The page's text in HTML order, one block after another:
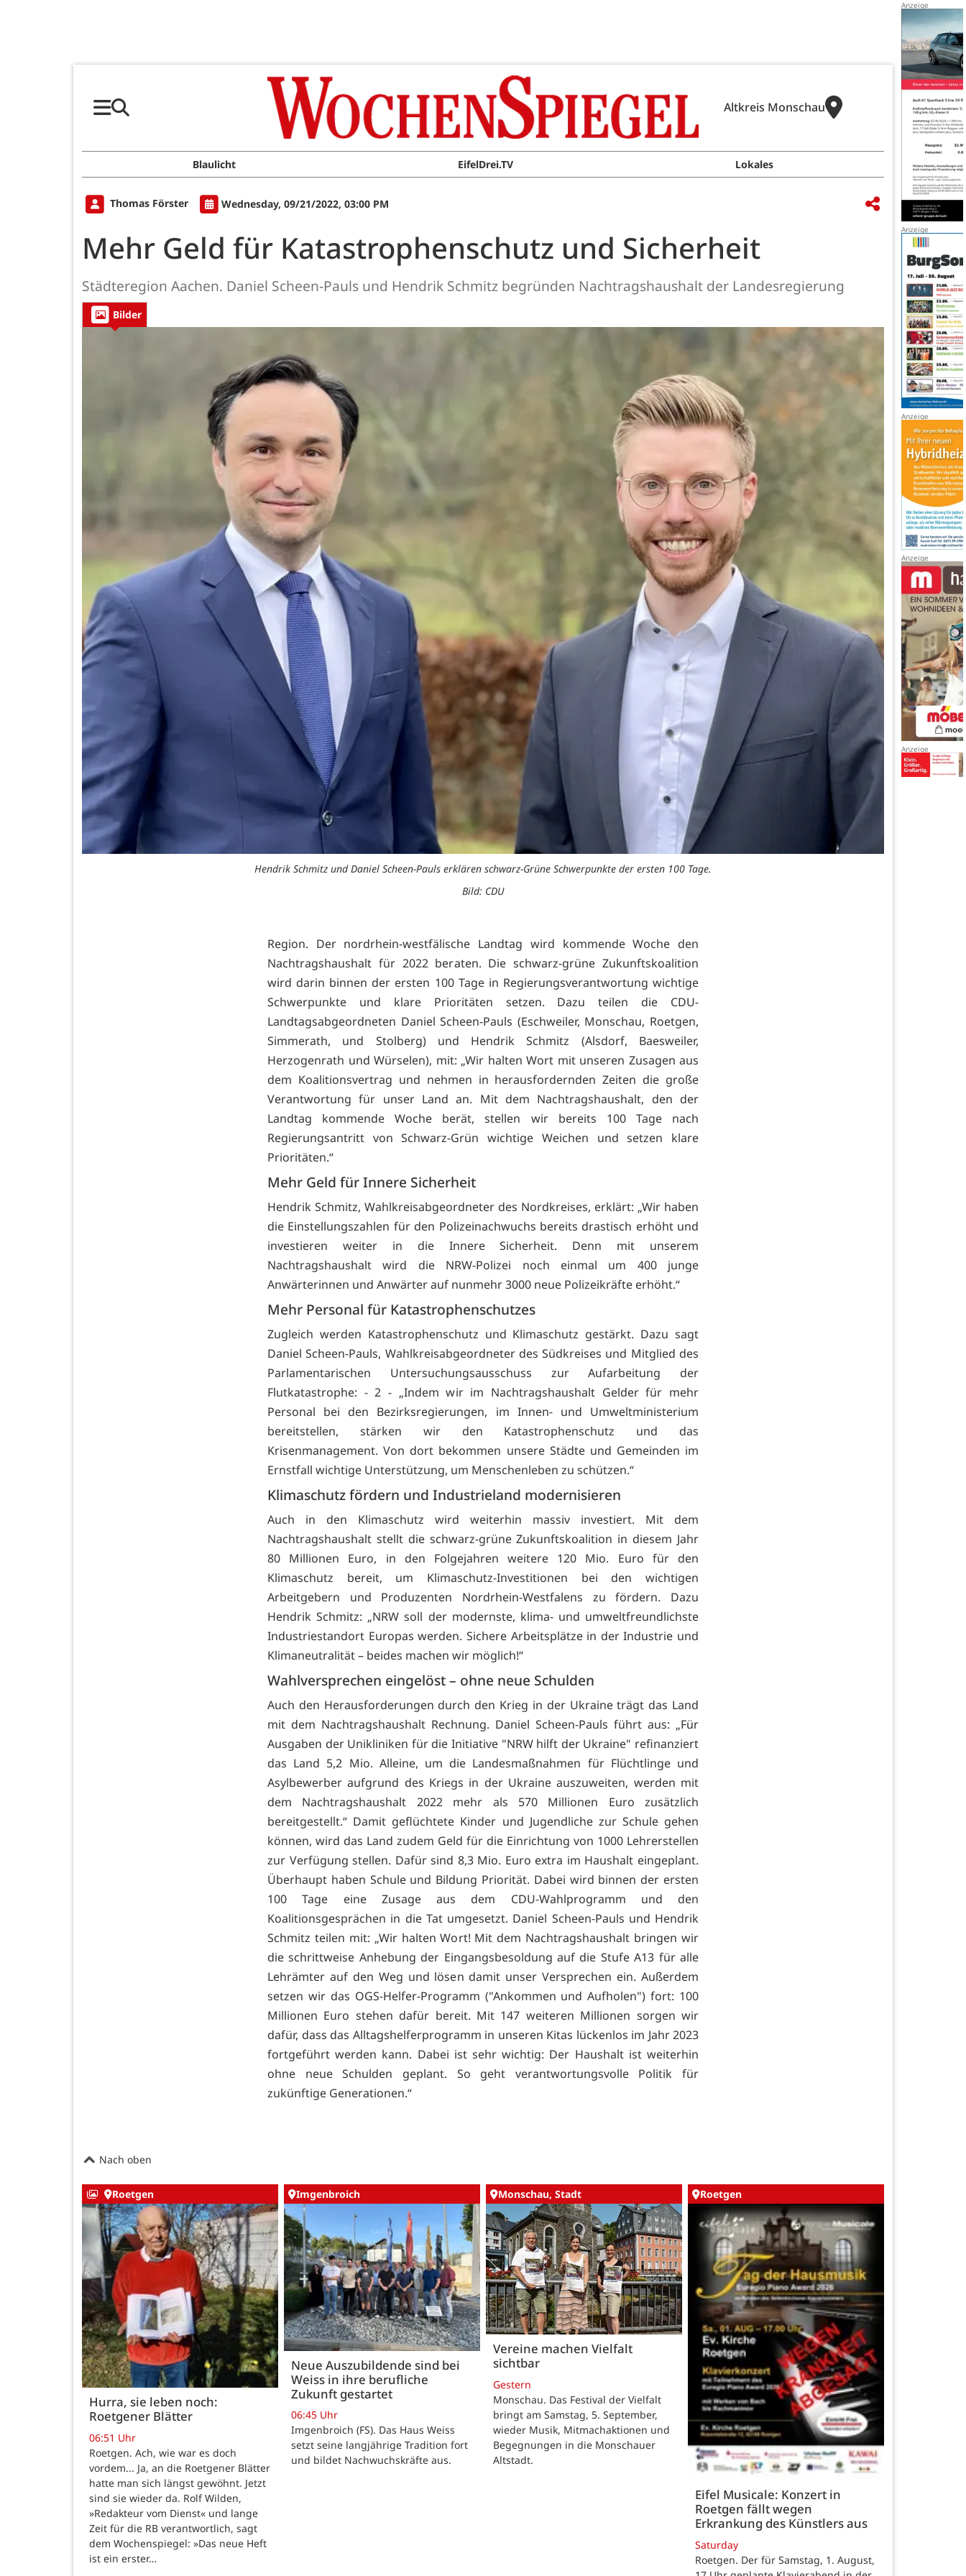
Altkreis Monschau
Blaulicht EifelDrei.TV Lokales
Thomas Förster Wednesday, 09/21/2022, 03:00 PM
Mehr Geld für Katastrophenschutz und Sicherheit
Städteregion Aachen. Daniel Scheen-Pauls und Hendrik Schmitz begründen Nachtragshaushalt der Landesregierung
Bilder
Hendrik Schmitz und Daniel Scheen-Pauls erklären schwarz-Grüne Schwerpunkte der ersten 100 Tage.
Bild: CDU
Region. Der nordrhein-westfälische Landtag wird kommende Woche den
Nachtragshaushalt für 2022 beraten. Die schwarz-grüne Zukunftskoalition
wird darin binnen der ersten 100 Tage in Regierungsverantwortung wichtige
Schwerpunkte und klare Prioritäten setzen. Dazu teilen die CDU-
Landtagsabgeordneten Daniel Scheen-Pauls (Eschweiler, Monschau, Roetgen,
Simmerath, und Stolberg) und Hendrik Schmitz (Alsdorf, Baesweiler,
Herzogenrath und Würselen), mit: „Wir halten Wort mit unseren Zusagen aus
dem Koalitionsvertrag und nehmen in herausfordernden Zeiten die große
Verantwortung für unser Land an. Mit dem Nachtragshaushalt, den der
Landtag kommende Woche berät, stellen wir bereits 100 Tage nach
Regierungsantritt von Schwarz-Grün wichtige Weichen und setzen klare
Prioritäten.“
Mehr Geld für Innere Sicherheit
Hendrik Schmitz, Wahlkreisabgeordneter des Nordkreises, erklärt: „Wir haben
die Einstellungszahlen für den Polizeinachwuchs bereits drastisch erhöht und
investieren weiter in die Innere Sicherheit. Denn mit unserem
Nachtragshaushalt wird die NRW-Polizei noch einmal um 400 junge
Anwärterinnen und Anwärter auf nunmehr 3000 neue Polizeikräfte erhöht.“
Mehr Personal für Katastrophenschutzes
Zugleich werden Katastrophenschutz und Klimaschutz gestärkt. Dazu sagt
Daniel Scheen-Pauls, Wahlkreisabgeordneter des Südkreises und Mitglied des
Parlamentarischen Untersuchungsausschuss zur Aufarbeitung der
Flutkatastrophe: - 2 - „Indem wir im Nachtragshaushalt Gelder für mehr
Personal bei den Bezirksregierungen, im Innen- und Umweltministerium
bereitstellen, stärken wir den Katastrophenschutz und das
Krisenmanagement. Von dort bekommen unsere Städte und Gemeinden im
Ernstfall wichtige Unterstützung, um Menschenleben zu schützen.“
Klimaschutz fördern und Industrieland modernisieren
Auch in den Klimaschutz wird weiterhin massiv investiert. Mit dem
Nachtragshaushalt stellt die schwarz-grüne Zukunftskoalition in diesem Jahr
80 Millionen Euro, in den Folgejahren weitere 120 Mio. Euro für den
Klimaschutz bereit, um Klimaschutz-Investitionen bei den wichtigen
Arbeitgebern und Produzenten Nordrhein-Westfalens zu fördern. Dazu
Hendrik Schmitz: „NRW soll der modernste, klima- und umweltfreundlichste
Industriestandort Europas werden. Sichere Arbeitsplätze in der Industrie und
Klimaneutralität – beides machen wir möglich!“
Wahlversprechen eingelöst – ohne neue Schulden
Auch den Herausforderungen durch den Krieg in der Ukraine trägt das Land
mit dem Nachtragshaushalt Rechnung. Daniel Scheen-Pauls führt aus: „Für
Ausgaben der Unikliniken für die Initiative "NRW hilft der Ukraine" refinanziert
das Land 5,2 Mio. Alleine, um die Landesmaßnahmen für Flüchtlinge und
Asylbewerber aufgrund des Kriegs in der Ukraine auszuweiten, werden mit
dem Nachtragshaushalt 2022 mehr als 570 Millionen Euro zusätzlich
bereitgestellt.“ Damit geflüchtete Kinder und Jugendliche zur Schule gehen
können, wird das Land zudem Geld für die Einrichtung von 1000 Lehrerstellen
zur Verfügung stellen. Dafür sind 8,3 Mio. Euro extra im Haushalt eingeplant.
Überhaupt haben Schule und Bildung Priorität. Dabei wird binnen der ersten
100 Tage eine Zusage aus dem CDU-Wahlprogramm und den
Koalitionsgesprächen in die Tat umgesetzt. Daniel Scheen-Pauls und Hendrik
Schmitz teilen mit: „Wir halten Wort! Mit dem Nachtragshaushalt bringen wir
die schrittweise Anhebung der Eingangsbesoldung auf die Stufe A13 für alle
Lehrämter auf den Weg und lösen damit unser Versprechen ein. Außerdem
setzen wir das OGS-Helfer-Programm ("Ankommen und Aufholen") fort: 100
Millionen Euro stehen dafür bereit. Mit 147 weiteren Millionen sorgen wir
dafür, dass das Alltagshelferprogramm in unseren Kitas lückenlos im Jahr 2023
fortgeführt werden kann. Dabei ist sehr wichtig: Der Haushalt ist weiterhin
ohne neue Schulden geplant. So geht verantwortungsvolle Politik für
zukünftige Generationen.“
Nach oben
Roetgen
Hurra, sie leben noch:
Roetgener Blätter
06:51 Uhr
Roetgen. Ach, wie war es doch
vordem... Ja, an die Roetgener Blätter
hatte man sich längst gewöhnt. Jetzt
sind sie wieder da. Rolf Wilden,
»Redakteur vom Dienst« und lange
Zeit für die RB verantwortlich, sagt
dem Wochenspiegel: »Das neue Heft
ist ein erster…
Imgenbroich
Neue Auszubildende sind bei
Weiss in ihre berufliche
Zukunft gestartet
06:45 Uhr
Imgenbroich (FS). Das Haus Weiss
setzt seine langjährige Tradition fort
und bildet Nachwuchskräfte aus.
Monschau, Stadt
Vereine machen Vielfalt
sichtbar
Gestern
Monschau. Das Festival der Vielfalt
bringt am Samstag, 5. September,
wieder Musik, Mitmachaktionen und
Begegnungen in die Monschauer
Altstadt.
Roetgen
Eifel Musicale: Konzert in
Roetgen fällt wegen
Erkrankung des Künstlers aus
Saturday
Roetgen. Der für Samstag, 1. August,